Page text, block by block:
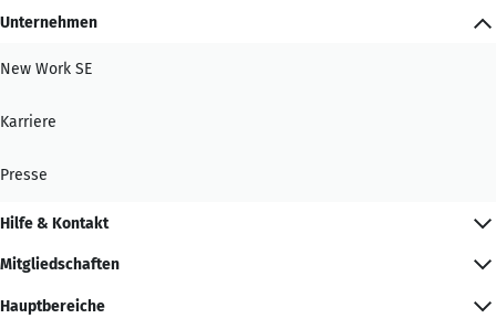
Unternehmen
New Work SE
Karriere
Presse
Hilfe & Kontakt
Mitgliedschaften
Hauptbereiche